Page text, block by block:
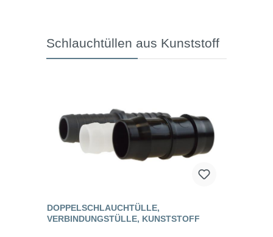
Schlauchtüllen aus Kunststoff
DOPPELSCHLAUCHTÜLLE,
VERBINDUNGSTÜLLE, KUNSTSTOFF